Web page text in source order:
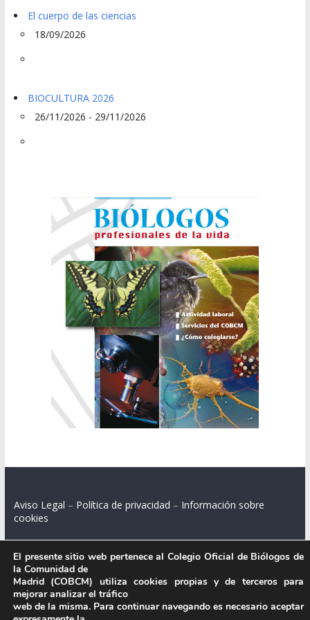
El cuerpo de las ciencias
18/09/2026
BIOCULTURA 2026
26/11/2026 - 29/11/2026
Aviso Legal – Política de privacidad – Información sobre
cookies
Colegio Oficial de Biólogos de la Comunidad de Madrid.
C/ Santa Engracia 108, 2º int.izq. 28003 Madrid.
El presente sitio web pertenece al Colegio Oficial de Biólogos de
la Comunidad de
Madrid (COBCM) utiliza cookies propias y de terceros para
mejorar analizar el tráfico
web de la misma. Para continuar navegando es necesario aceptar